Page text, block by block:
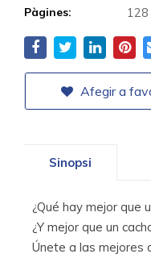
Pàgines: 128
Afegir a
Sinopsi
¿Qué hay mejor que
¿Y mejor que un
Únete a las mejores